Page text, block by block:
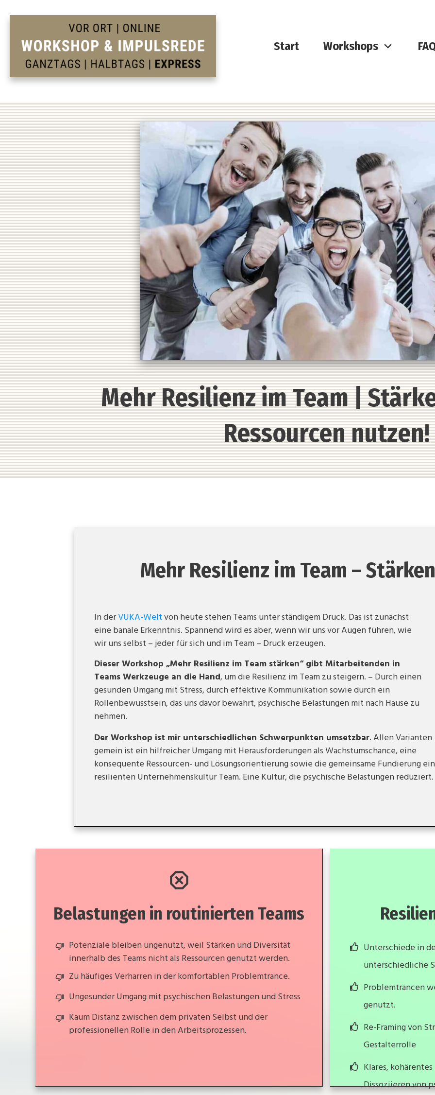
Start Workshops
Mehr Resilienz im Team |
Ressourcen nutzen!
Mehr Resilienz im Team –
In derVUKA-Weltvon heute stehen Teams unter ständigem Druck. Das ist zunächst
eine banale Erkenntnis. Spannend wird es aber, wenn wir uns vor Augen führen, wie
wir uns selbst – jeder für sich und im Team – Druck erzeugen.
Dieser Workshop „Mehr Resilienz im Team stärken“ gibt Mitarbeitenden in
Teams Werkzeuge an die Hand, um die Resilienz im Team zu steigern. – Durch einen
gesunden Umgang mit Stress, durch effektive Kommunikation sowie durch ein
Rollenbewusstsein, das uns davor bewahrt, psychische Belastungen mit nach Hause zu
nehmen.
Der Workshop ist mir unterschiedlichen Schwerpunkten umsetzbar. Allen Varianten
gemein ist ein hilfreicher Umgang mit Herausforderungen als Wachstumschance, eine
konsequente Ressourcen- und Lösungsorientierung sowie die gemeinsame Fundierung
resilienten Unternehmenskultur Team. Eine Kultur, die psychische Belastungen reduziert.
Belastungen in routinierten Teams
Potenziale bleiben ungenutzt, weil Stärken und Diversität
innerhalb des Teams nicht als Ressourcen genutzt werden.
Zu häufiges Verharren in der komfortablen Problemtrance.
Ungesunder Umgang mit psychischen Belastungen und Stress
Kaum Distanz zwischen dem privaten Selbst und der
professionellen Rolle in den Arbeitsprozessen.
Unterschiede in
unterschiedliche
Problemtrancen
genutzt.
Re-Framing von
Gestalterrolle
Klares,
Dissoziieren von